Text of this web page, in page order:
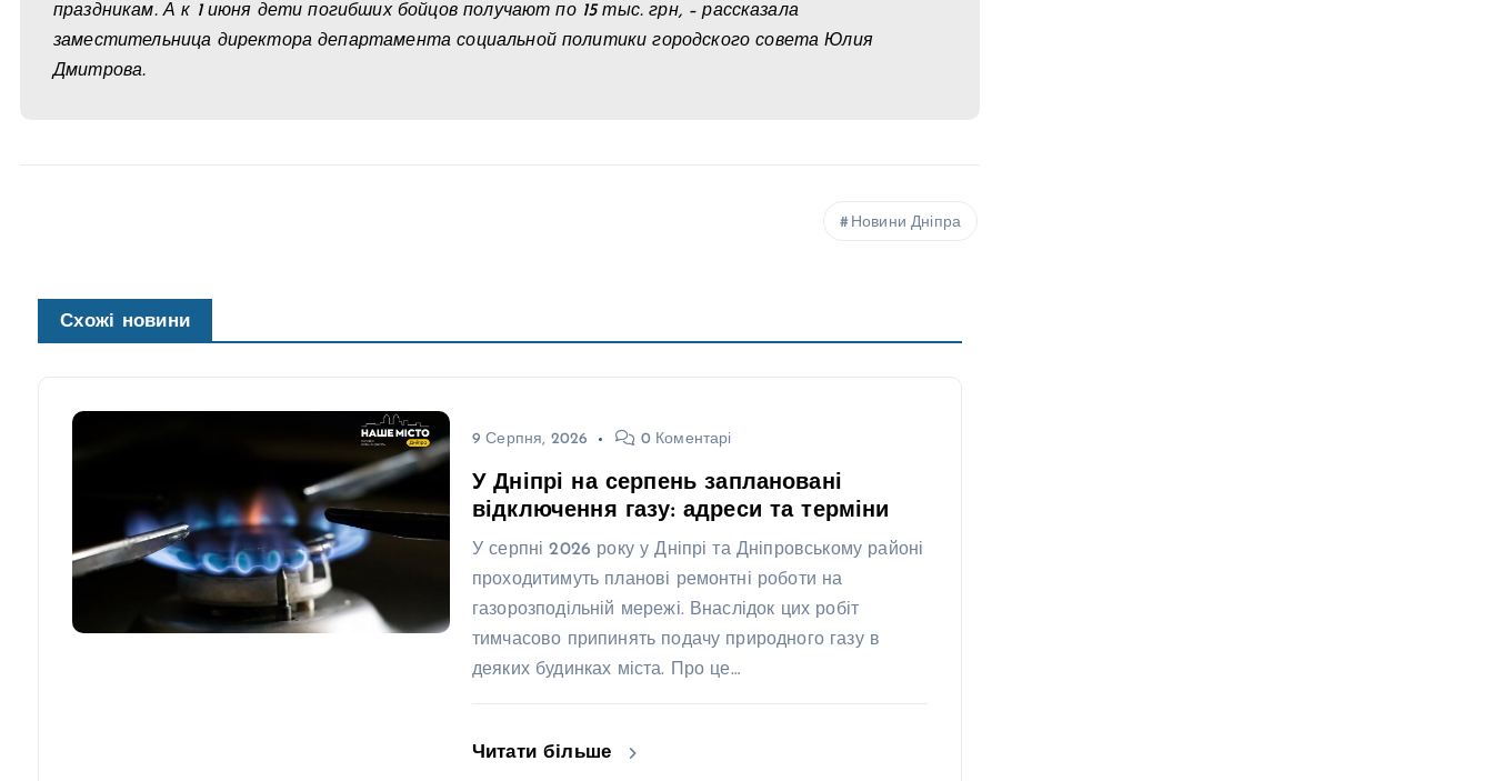
праздникам. А к 1 июня дети погибших бойцов получают по 15 тыс. грн, – рассказала
заместительница директора департамента социальной политики городского совета Юлия
Дмитрова.
Новини Дніпра
Схожі новини
9 Серпня, 2026 0 Коментарі
У Дніпрі на серпень заплановані
відключення газу: адреси та терміни
У серпні 2026 року у Дніпрі та Дніпровському районі
проходитимуть планові ремонтні роботи на
газорозподільній мережі. Внаслідок цих робіт
тимчасово припинять подачу природного газу в
деяких будинках міста. Про це…
Читати більше